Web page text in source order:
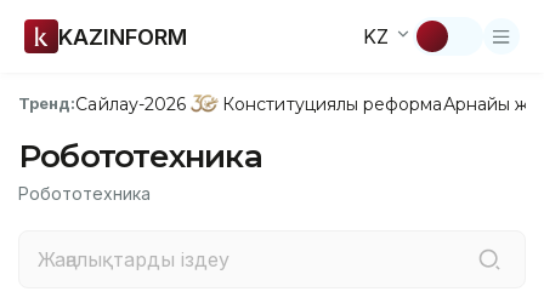
KAZINFORM KZ
Тренд:Сайлау-2026 Конституциялық реформаАрнайы
Робототехника
Робототехника